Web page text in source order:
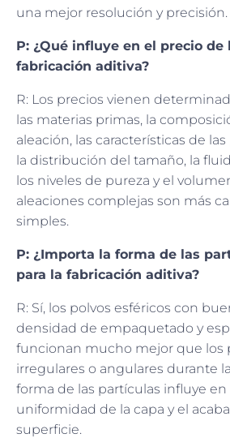
una mejor resolución y precisión.
P: ¿Qué influye en el precio de
fabricación aditiva?
R: Los precios vienen
las materias primas, la
aleación, las características de
la distribución del tamaño, la
los niveles de pureza y el
aleaciones complejas son más
simples.
P: ¿Importa la forma de las
para la fabricación aditiva?
R: Sí, los polvos esféricos con
densidad de empaquetado y
funcionan mucho mejor que los
irregulares o angulares durante
forma de las partículas influye en
uniformidad de la capa y el
superficie.